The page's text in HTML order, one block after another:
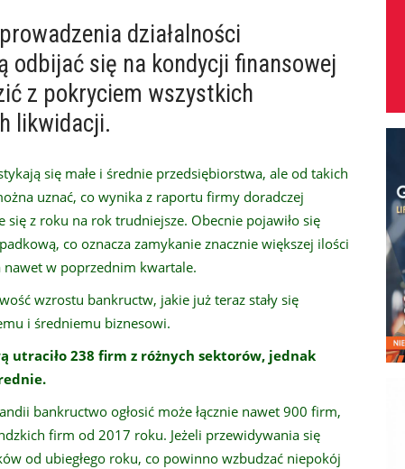
działalności
odbijać się na kondycji finansowej
z pokryciem wszystkich
likwidacji.
się małe i średnie przedsiębiorstwa, ale od takich
uznać, co wynika z raportu firmy doradczej
z roku na rok trudniejsze. Obecnie pojawiło się
co oznacza zamykanie znacznie większej ilości
nawet w poprzednim kwartale.
wzrostu bankructw, jakie już teraz stały się
i średniemu biznesowi.
utraciło 238 firm z różnych sektorów, jednak
bankructwo ogłosić może łącznie nawet 900 firm,
firm od 2017 roku. Jeżeli przewidywania się
od ubiegłego roku, co powinno wzbudzać niepokój